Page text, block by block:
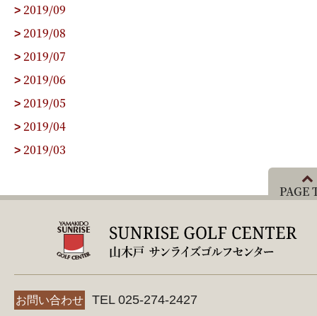
> 2019/09
> 2019/08
> 2019/07
> 2019/06
> 2019/05
> 2019/04
> 2019/03
PAGE
お問い合わせ TEL 025-274-2427